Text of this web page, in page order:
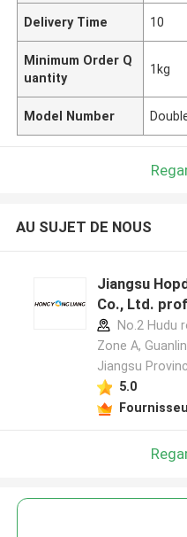
Delivery Time 10
Minimum Order Q
uantity
1kg
Model Number
AU SUJET DE NOUS
Jiangsu
Co., Ltd.
No.2 Hudu
Zone A,
Jiangsu
5.0